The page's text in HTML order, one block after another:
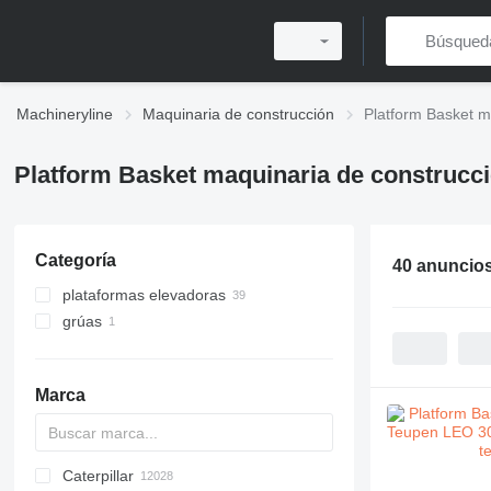
Machineryline Maquinaria de construcción Platform Basket
Platform Basket maquinaria de
Categoría
plataformas elevadoras
plataformas de araña
grúas
Marca
Titan
AL
SP
AX
X-Series
AFW
HD
FlexiROC
1304
400 - series
BC
BG
BB
553
GSH
Leonardo
AHK
K-series
CK
3.5
B-series
450
Caterpillar
40